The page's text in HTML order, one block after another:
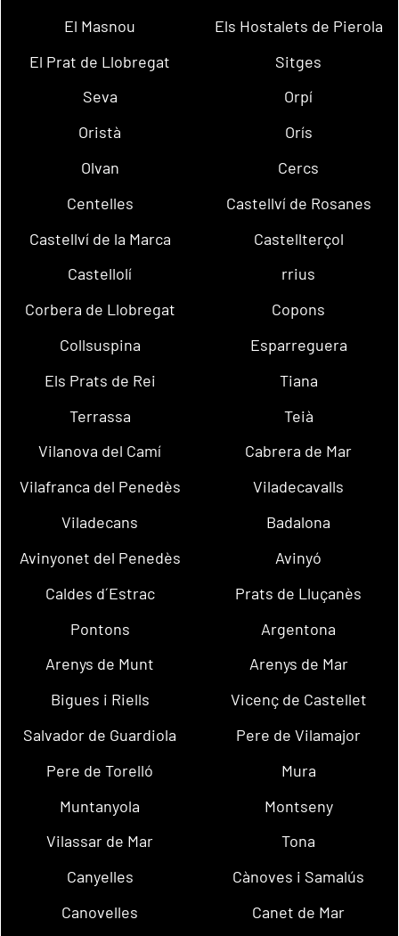
El Masnou
Els Hostalets de Pierola
El Prat de Llobregat
Sitges
Seva
Orpí
Oristà
Orís
Olvan
Cercs
Centelles
Castellví de Rosanes
Castellví de la Marca
Castellterçol
Castellolí
rrius
Corbera de Llobregat
Copons
Collsuspina
Esparreguera
Els Prats de Rei
Tiana
Terrassa
Teià
Vilanova del Camí
Cabrera de Mar
Vilafranca del Penedès
Viladecavalls
Viladecans
Badalona
Avinyonet del Penedès
Avinyó
Caldes d´Estrac
Prats de Lluçanès
Pontons
Argentona
Arenys de Munt
Arenys de Mar
Bigues i Riells
Vicenç de Castellet
Salvador de Guardiola
Pere de Vilamajor
Pere de Torelló
Mura
Muntanyola
Montseny
Vilassar de Mar
Tona
Canyelles
Cànoves i Samalús
Canovelles
Canet de Mar